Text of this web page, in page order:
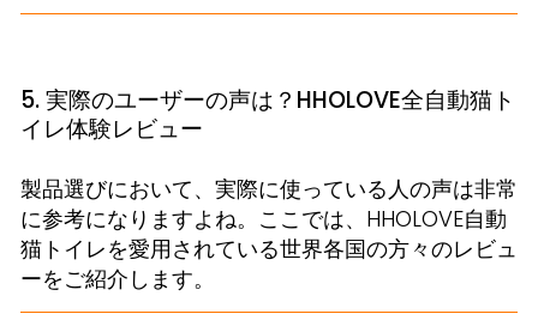
5. 実際のユーザーの声は？HHOLOVE全自動猫ト
イレ体験レビュー
製品選びにおいて、実際に使っている人の声は非常
に参考になりますよね。ここでは、HHOLOVE自動
猫トイレを愛用されている世界各国の方々のレビュ
ーをご紹介します。